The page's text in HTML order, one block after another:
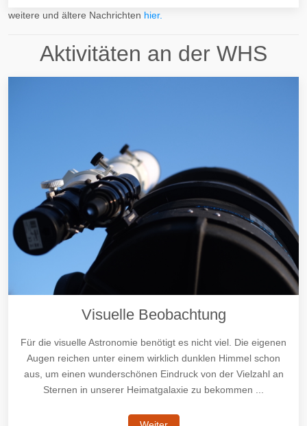
weitere und ältere Nachrichten hier.
Aktivitäten an der WHS
Visuelle Beobachtung
Für die visuelle Astronomie benötigt es nicht viel. Die eigenen
Augen reichen unter einem wirklich dunklen Himmel schon
aus, um einen wunderschönen Eindruck von der Vielzahl an
Sternen in unserer Heimatgalaxie zu bekommen ...